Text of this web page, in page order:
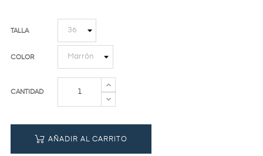
TALLA
COLOR
CANTIDAD
AÑADIR AL CARRITO